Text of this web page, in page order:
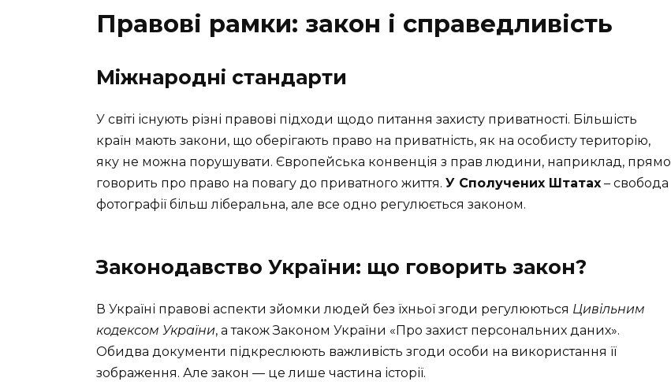
Правові рамки: закон і справедливість
Міжнародні стандарти
У світі існують різні правові підходи щодо питання захисту приватності. Більшість
країн мають закони, що оберігають право на приватність, як на особисту територію,
яку не можна порушувати. Європейська конвенція з прав людини, наприклад, прямо
говорить про право на повагу до приватного життя. У Сполучених Штатах – свобода
фотографії більш ліберальна, але все одно регулюється законом.
Законодавство України: що говорить закон?
В Україні правові аспекти зйомки людей без їхньої згоди регулюються Цивільним
кодексом України, а також Законом України «Про захист персональних даних».
Обидва документи підкреслюють важливість згоди особи на використання її
зображення. Але закон — це лише частина історії.